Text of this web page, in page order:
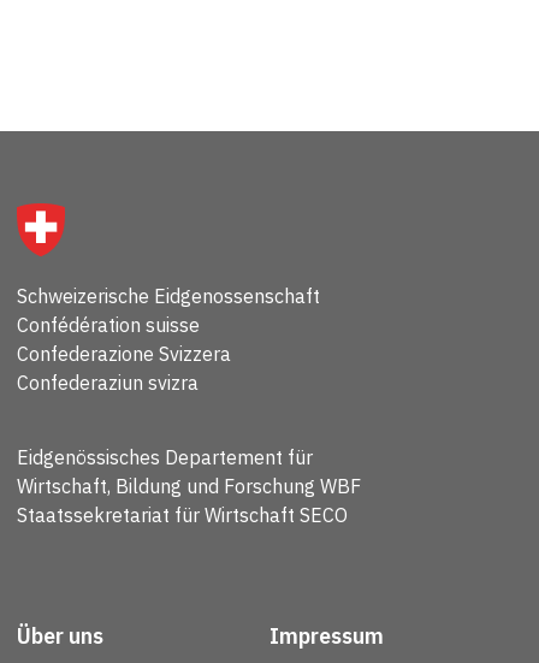
Schweizerische Eidgenossenschaft
Confédération suisse
Confederazione Svizzera
Confederaziun svizra
Eidgenössisches Departement für
Wirtschaft, Bildung und Forschung WBF
Staatssekretariat für Wirtschaft SECO
Über uns Impressum